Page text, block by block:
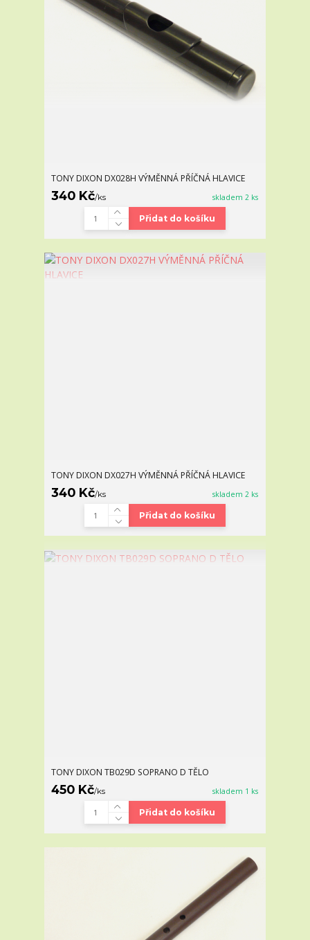
TONY DIXON DX028H VÝMĚNNÁ PŘÍČNÁ HLAVICE
340 Kč/ks skladem 2 ks
Přidat do košíku
TONY DIXON DX027H VÝMĚNNÁ PŘÍČNÁ HLAVICE
340 Kč/ks skladem 2 ks
Přidat do košíku
TONY DIXON TB029D SOPRANO D TĚLO
450 Kč/ks skladem 1 ks
Přidat do košíku